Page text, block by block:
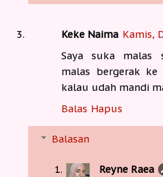
Keke Naima Kamis,
Saya suka malas
malas bergerak ke
kalau udah mandi
Balas Hapus
Balasan
Reyne Raea